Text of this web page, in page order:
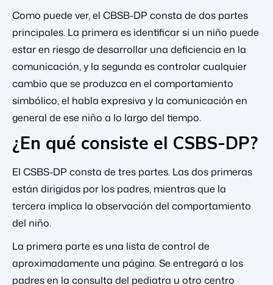
Como puede ver, el CBSB-DP consta de dos partes
principales. La primera es identificar si un niño puede
estar en riesgo de desarrollar una deficiencia en la
comunicación, y la segunda es controlar cualquier
cambio que se produzca en el comportamiento
simbólico, el habla expresiva y la comunicación en
general de ese niño a lo largo del tiempo.
¿En qué consiste el CSBS-DP?
El CSBS-DP consta de tres partes. Las dos primeras
están dirigidas por los padres, mientras que la
tercera implica la observación del comportamiento
del niño.
La primera parte es una lista de control de
aproximadamente una página. Se entregará a los
padres en la consulta del pediatra u otro centro